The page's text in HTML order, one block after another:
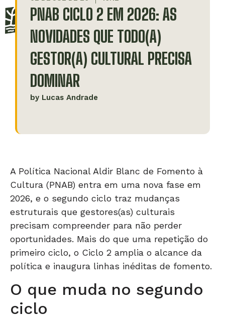
PNAB CICLO 2 EM 2026: AS
NOVIDADES QUE TODO(A)
GESTOR(A) CULTURAL PRECISA
DOMINAR
by Lucas Andrade
A Política Nacional Aldir Blanc de Fomento à
Cultura (PNAB) entra em uma nova fase em
2026, e o segundo ciclo traz mudanças
estruturais que gestores(as) culturais
precisam compreender para não perder
oportunidades. Mais do que uma repetição do
primeiro ciclo, o Ciclo 2 amplia o alcance da
política e inaugura linhas inéditas de fomento.
O que muda no segundo
ciclo